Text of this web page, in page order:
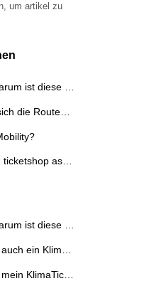
um artikel zu
Was ist die OMT und warum ist diese auf der Vorsteuerbescheinigung angeführt?
Do you have an english ticketshop as well?
Was ist die OMT und warum ist diese auf der Vorsteuerbescheinigung angeführt?